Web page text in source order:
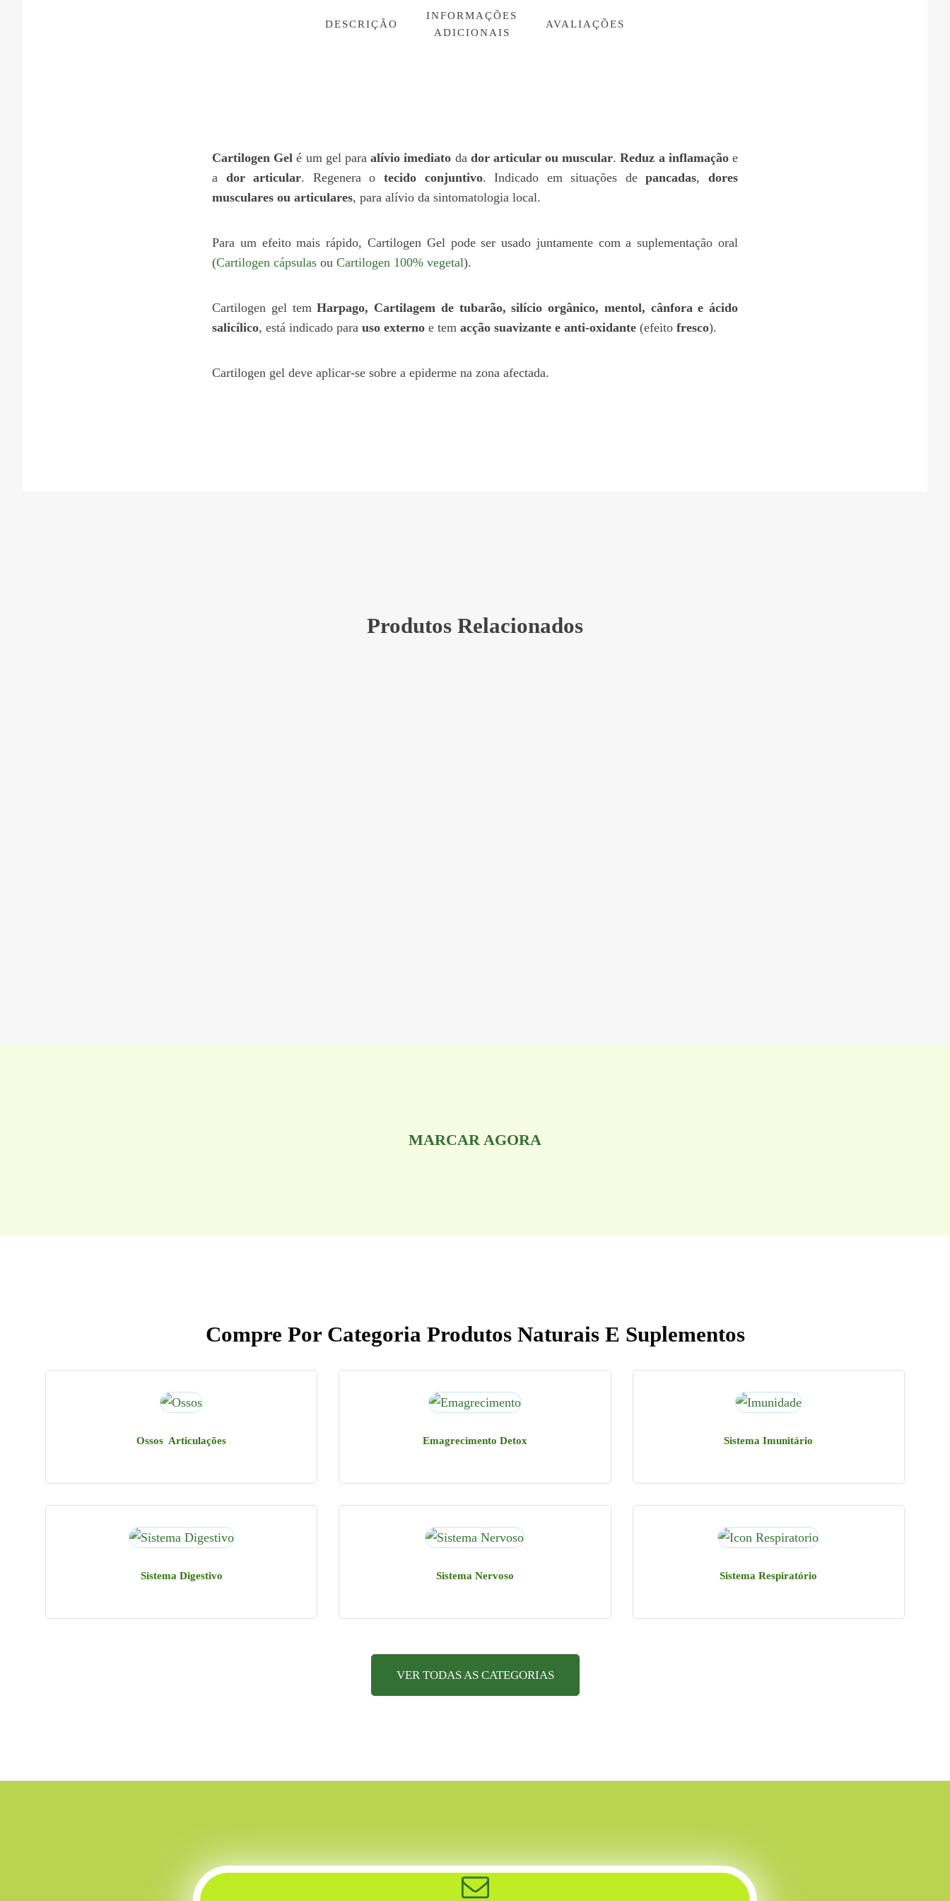
DESCRIÇÃO
INFORMAÇÕES
ADICIONAIS
AVALIAÇÕES
Cartilogen Gel é um gel paraalívio imediato da dor articular ou muscular.Reduz a inflamaçãoe
a dor articular. Regenera o tecido conjuntivo. Indicado em situações depancadas,dores
musculares ou articulares, para alívio da sintomatologia local.
Para um efeito mais rápido, Cartilogen Gel pode ser usado juntamente com a suplementação oral
(Cartilogen cápsulas ou Cartilogen 100% vegetal).
Cartilogen gel temHarpago, Cartilagem de tubarão, silício orgânico, mentol, cânfora e ácido
salicílico, está indicado para uso externo e tem acção suavizante e anti-oxidante (efeito fresco).
Cartilogen gel deve aplicar-se sobre a epiderme na zona afectada.
Produtos Relacionados
MARCAR AGORA
Compre Por Categoria Produtos Naturais E Suplementos
Ossos Articulações Emagrecimento Detox Sistema Imunitário
Sistema Digestivo Sistema Nervoso Sistema Respiratório
VER TODAS AS CATEGORIAS